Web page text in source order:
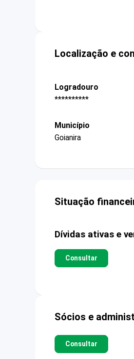
Localização e
Logradouro
**********
Município
Goianira
Situação
Dívidas ativas e
Consultar
Sócios e
Consultar